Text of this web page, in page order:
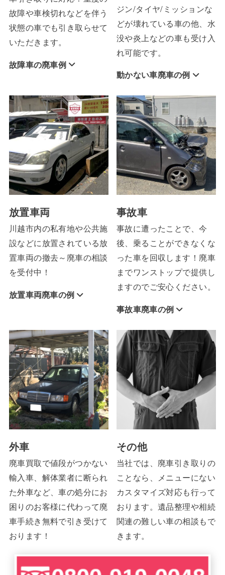
故障や車検切れなどを伴う
状態の車でも引き取らせて
いただきます。
故障車の廃車例
ジン/タイヤ/ミッションな
どが壊れている車の他、水
没や炎上などの車も受け入
れ可能です。
動かない車廃車の例
放置車両
川越市内の私有地や公共施
設などに放置されている放
置車両の撤去～廃車の相談
を受付中！
放置車両廃車の例
事故車
事故に遭ったことで、今
後、乗ることができなくな
った車を回収します！廃車
までワンストップで提供し
ますのでご安心ください。
事故車廃車の例
外車
廃車買取で値段がつかない
輸入車、解体業者に断られ
た外車など、車の処分にお
困りのお客様に代わって廃
車手続き無料で引き受けて
おります！
その他
当社では、廃車引き取りの
ことなら、メニューにない
カスタマイズ対応も行って
おります。遺品整理や相続
関連の難しい車の相談もで
きます。